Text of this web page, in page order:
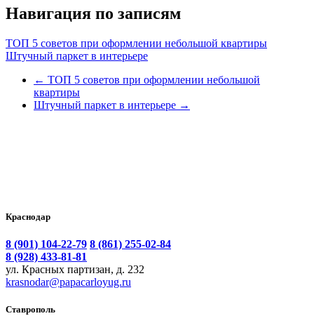
Навигация по записям
ТОП 5 советов при оформлении небольшой квартиры
Штучный паркет в интерьере
← ТОП 5 советов при оформлении небольшой
квартиры
Штучный паркет в интерьере →
Краснодар
8 (901) 104-22-79 8 (861) 255-02-84
8 (928) 433-81-81
ул. Красных партизан, д. 232
krasnodar@papacarloyug.ru
Ставрополь